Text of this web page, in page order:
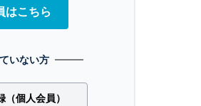
はこちら
いない方
個人会員）